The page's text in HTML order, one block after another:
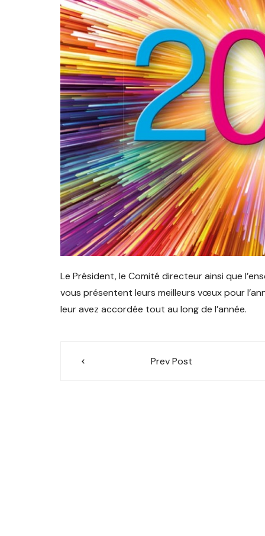
Pays de Luxeuil
Pays de Villersexel
Rahin et
Val de Gray
Le Président, le Comité directeur ainsi que
vous présentent leurs meilleurs vœux pour
leur avez accordée tout au long de l’année.
NavigationPrev Post